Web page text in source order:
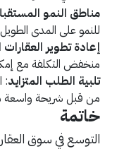
مناطق النمو
للنمو على المدى
إعادة تطوير العقارات
منخفض التكلفة مع
تلبية الطلب المتزايد:
من قبل شريحة واسعة
خاتمة
التوسع في سوق